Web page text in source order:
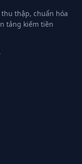
thập, chuẩn hóa
tảng kiếm tiền